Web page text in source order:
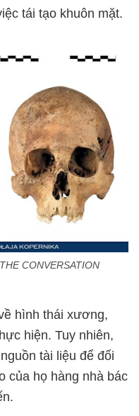
tái tạo khuôn mặt.
CONVERSATION
hình thái xương,
hiện. Tuy nhiên,
tài liệu để đối
của họ hàng nhà bác